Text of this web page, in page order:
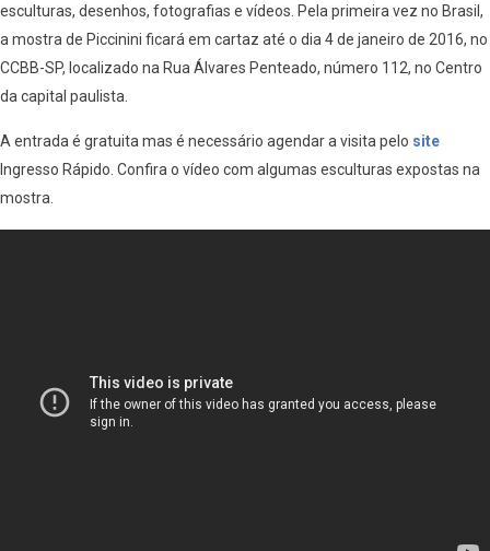
esculturas, desenhos, fotografias e vídeos. Pela primeira vez no Brasil,
a mostra de Piccinini ficará em cartaz até o dia 4 de janeiro de 2016, no
CCBB-SP, localizado na Rua Álvares Penteado, número 112, no Centro
da capital paulista.
A entrada é gratuita mas é necessário agendar a visita pelo site
Ingresso Rápido. Confira o vídeo com algumas esculturas expostas na
mostra.